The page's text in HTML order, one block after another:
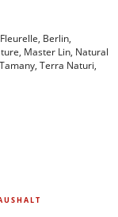
, Berlin,
, Master Lin, Natural
Tamany, Terra Naturi,